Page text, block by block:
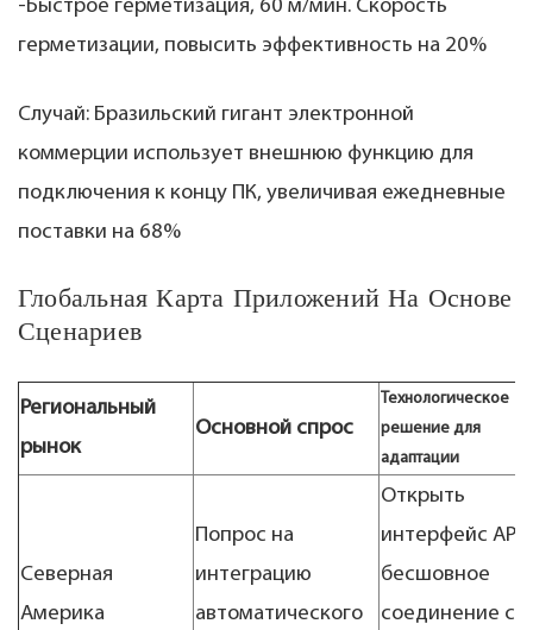
-Быстрое герметизация, 60 м/мин. Скорость
герметизации, повысить эффективность на 20%
Случай: Бразильский гигант электронной
коммерции использует внешнюю функцию для
подключения к концу ПК, увеличивая ежедневные
поставки на 68%
Глобальная Карта Приложений На Основе
Сценариев
Региональный
рынок
Основной спрос
Технологическое
решение для
адаптации
Северная
Америка
Попрос на
интеграцию
автоматического
Открыть
интерфейс API,
бесшовное
соединение с